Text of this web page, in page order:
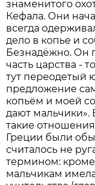
знаменитого
Кефала. Они
всегда
дело в копье и
Безнадёжно. Он
часть царства -
тут переодетый
предложение
копьём и моей
дают мальчики».
такие
Греции были
считалось не
термином:
мальчикам